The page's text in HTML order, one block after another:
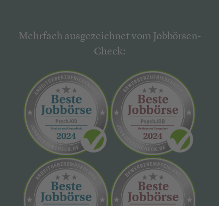
Mehrfach ausgezeichnet vom Jobbörsen-
Check: